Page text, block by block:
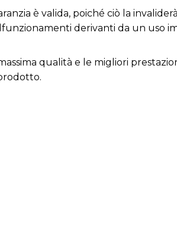
è valida, poiché ciò la
derivanti da un uso
qualità e le migliori